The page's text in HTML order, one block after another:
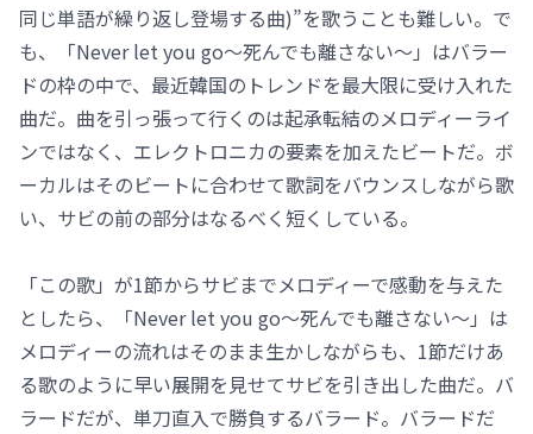
同じ単語が繰り返し登場する曲)”を歌うことも難しい。で
も、「Never let you go～死んでも離さない～」はバラー
ドの枠の中で、最近韓国のトレンドを最大限に受け入れた
曲だ。曲を引っ張って行くのは起承転結のメロディーライ
ンではなく、エレクトロニカの要素を加えたビートだ。ボ
ーカルはそのビートに合わせて歌詞をバウンスしながら歌
い、サビの前の部分はなるべく短くしている。
「この歌」が1節からサビまでメロディーで感動を与えた
としたら、「Never let you go～死んでも離さない～」は
メロディーの流れはそのまま生かしながらも、1節だけあ
る歌のように早い展開を見せてサビを引き出した曲だ。バ
ラードだが、単刀直入で勝負するバラード。バラードだ